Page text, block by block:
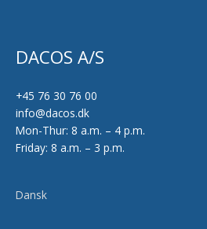
DACOS A/S
+45 76 30 76 00
info@dacos.dk
Mon-Thur: 8 a.m. – 4 p.m.
Friday: 8 a.m. – 3 p.m.
Dansk